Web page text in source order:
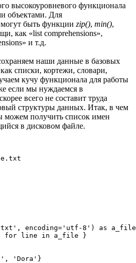
высокоуровневого функционала
объектами. Для
могут быть функции zip(), min(),
как «list comprehensions»,
и т.д.
наши данные в базовых
списки, кортежи, словари,
кучу функционала для работы
если мы нуждаемся в
всего не составит труда
структуры данных. Итак, в чем
получить список имен
в дисковом файле.
encoding='utf-8') as
line in a_file }
'Dora'}